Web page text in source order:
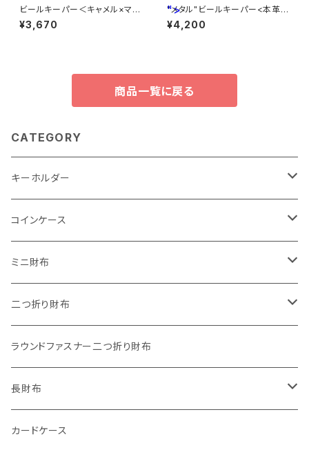
ビールキーパー＜キャメル×マル
チ＞
¥3,670
">
"メタル"ビールキーパー<本革製
>
¥4,200
商品一覧に戻る
CATEGORY
キーホルダー
"子供の絵"キーホルダー
"餞別"キーホルダー
"うちの子"ペットキーホルダー
コインケース
ワンタッチコインケース ブライドルレザー
ワンタッチコインケース ブッテーロ
ワンタッチコインケース 国産革
ファスナーコインケース
ミニ財布
"Jack"マイクロウォレット(三つ折り式)
"Ripper"マイクロウォレット(三つ折り式)
二つ折り財布
"Basic"アートウォレット
番外編Basicアートウォレット (インポート革版)
スキニーウォレット
ストーンウォレット
ラウンドファスナー二つ折り財布
長財布
折り財布
カードケース